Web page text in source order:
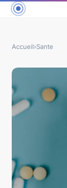
Accueil›Sante